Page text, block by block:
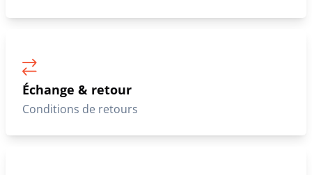
Échange & retour
Conditions de retours